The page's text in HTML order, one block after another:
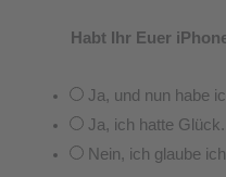
Habt Ihr Euer
Ja, und nun habe
Ja, ich hatte
Nein, ich glaube